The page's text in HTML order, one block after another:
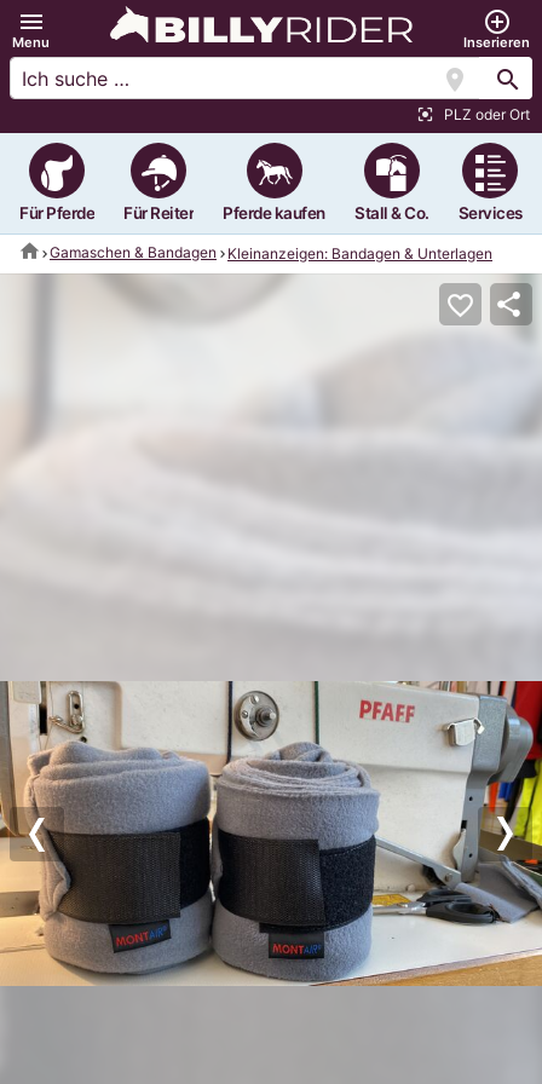
menu
Menu
add_circle_outline
Inserieren
location_on search
center_focus_strong PLZ oder Ort
Für Pferde Für Reiter Pferde kaufen Stall & Co. Services
home Gamaschen & Bandagen Kleinanzeigen: Bandagen & Unterlagen
Previous
favorite_border share